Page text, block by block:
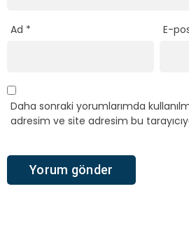
Ad * E-
Daha sonraki yorumlarımda
adresim ve site adresim bu